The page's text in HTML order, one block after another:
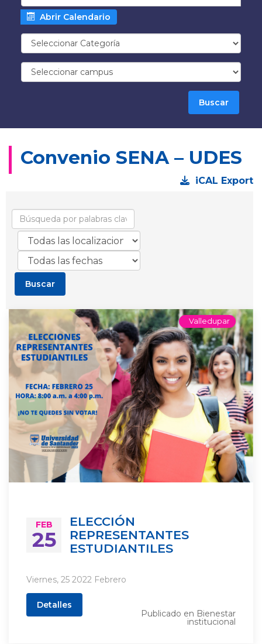
Convenio SENA – UDES
iCAL Export
Valledupar
FEB
25
ELECCIÓN
REPRESENTANTES
ESTUDIANTILES
Viernes, 25 2022 Febrero
Detalles
Publicado en Bienestar
institucional